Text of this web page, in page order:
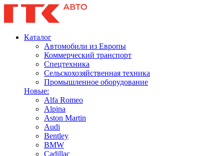
Каталог
Автомобили из Европы
Коммерческий транспорт
Спецтехника
Сельскохозяйственная техника
Промышленное оборудование
Новые:
Alfa Romeo
Alpina
Aston Martin
Audi
Bentley
BMW
Cadillac